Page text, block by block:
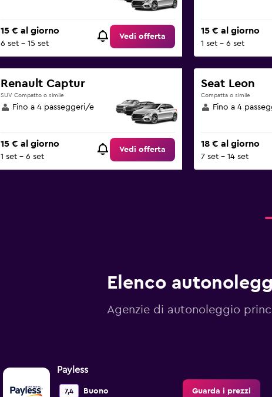
15 € al giorno
6 set - 15 set
Vedi offerta
15 € al giorno
1 set - 6 set
Renault Captur
SUV Compatto o simile
Fino a 4 passeggeri/e
15 € al giorno
1 set - 6 set
Vedi offerta
Seat Leon
Compatta o simile
Fino a 4
18 € al giorno
7 set - 14 set
Elenco
Agenzie di autonoleggio
Payless
7,4 Buono Guarda i prezzi